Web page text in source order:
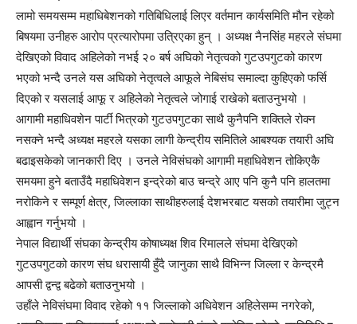
लामो समयसम्म महाधिबेशनको गतिबिधिलाई लिएर वर्तमान कार्यसमिति मौन रहेको
बिषयमा उनीहरु आरोप प्रत्यारोपमा उत्रिएका हुन् । अध्यक्ष नैनसिंह महरले संघमा
देखिएको विवाद अहिलेको नभई २० बर्ष अघिको नेतृत्वको गुटउपगुटको कारण
भएको भन्दै उनले यस अघिको नेतृत्वले आफूले नेबिसंघ समाल्दा कुहिएको फर्सि
दिएको र यसलाई आफू र अहिलेको नेतृत्वले जोगाई राखेको बताउनुभयो ।
आगामी महाधिवशेन पार्टी भित्रको गुटउपगुटका साथै कुनैपनि शक्तिले रोक्न
नसक्ने भन्दै अध्यक्ष महरले यसका लागी केन्द्रीय समितिले आबश्यक तयारी अघि
बढाइसकेको जानकारी दिए । उनले नेविसंघको आगामी महाधिवेशन तोकिएकै
समयमा हुने बताउँदै महाधिवेशन इन्द्रेको बाउ चन्द्रे आए पनि कुनै पनि हालतमा
नरोकिने र सम्पूर्ण क्षेत्र, जिल्लाका साथीहरुलाई देशभरबाट यसको तयारीमा जुट्न
आह्वान गर्नुभयो ।
नेपाल विद्यार्थी संघका केन्द्रीय कोषाध्यक्ष शिव रिमालले संघमा देखिएको
गुटउपगुटको कारण संघ धरासायी हुँदै जानुका साथै विभिन्न जिल्ला र केन्द्रमै
आपसी द्वन्द्व बढेको बताउनुभयो ।
उहाँले नेविसंघमा विवाद रहेको ११ जिल्लाको अधिवेशन अहिलेसम्म नगरेको,